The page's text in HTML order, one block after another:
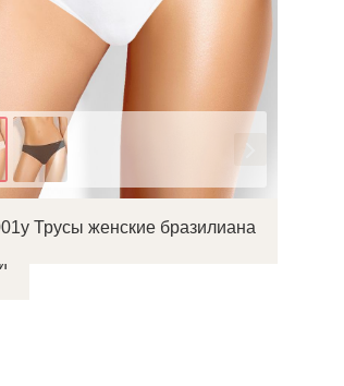
Трусы женские бразилиана